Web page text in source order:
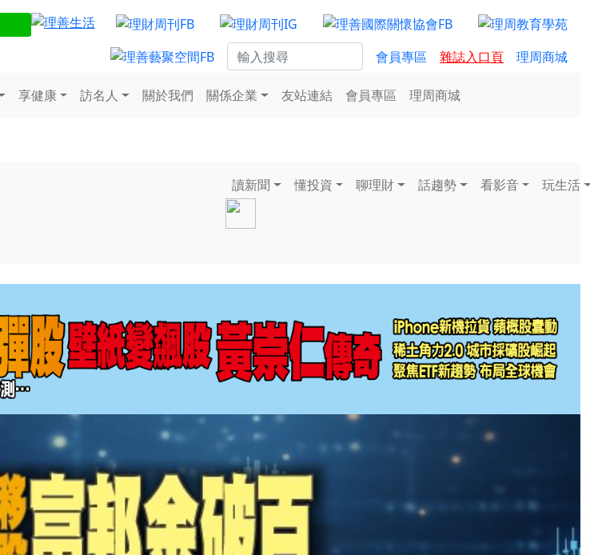
會員專區 雜誌入口頁 理周商城
享健康 訪名人 關於我們 關係企業 友站連結 會員專區 理周商城
讀新聞 懂投資 聊理財 話趨勢 看影音 玩生活